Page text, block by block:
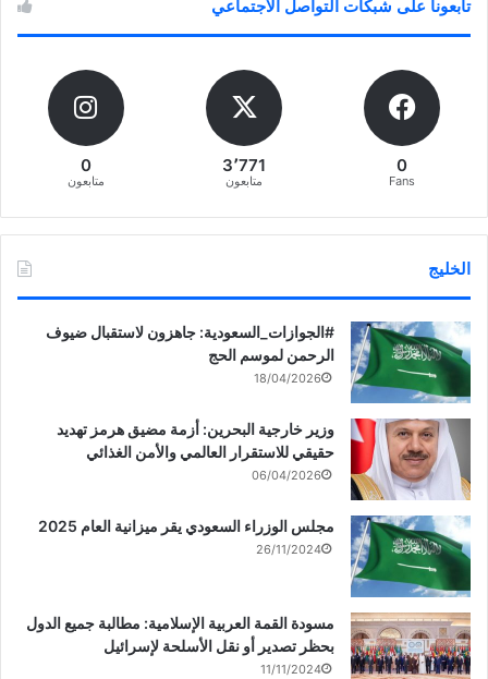
تابعونا على شبكات التواصل الاجتماعي
0
Fans
3٬771
متابعون
0
متابعون
الخليج
‏‎#الجوازات_السعودية: جاهزون لاستقبال ضيوف
الرحمن لموسم الحج
18/04/2026
وزير خارجية البحرين: أزمة مضيق هرمز تهديد
حقيقي للاستقرار العالمي والأمن الغذائي
06/04/2026
مجلس الوزراء السعودي يقر ميزانية العام 2025
26/11/2024
مسودة القمة العربية الإسلامية: مطالبة جميع الدول
بحظر تصدير أو نقل الأسلحة لإسرائيل
11/11/2024